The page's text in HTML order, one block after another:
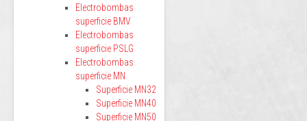
Electrobombas
superficie BMV
Electrobombas
superficie PSLG
Electrobombas
superficie MN
Superficie MN32
Superficie MN40
Superficie MN50